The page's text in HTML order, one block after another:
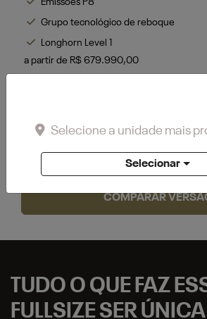
Emissões P8
Grupo tecnológico de reboque
Longhorn Level 1
a partir de R$ 679.990,00
SOLICITAR UMA
COMPARAR
TUDO O QUE FAZ
FULLSIZE SER
Selecione a unidade mais
Selecionar